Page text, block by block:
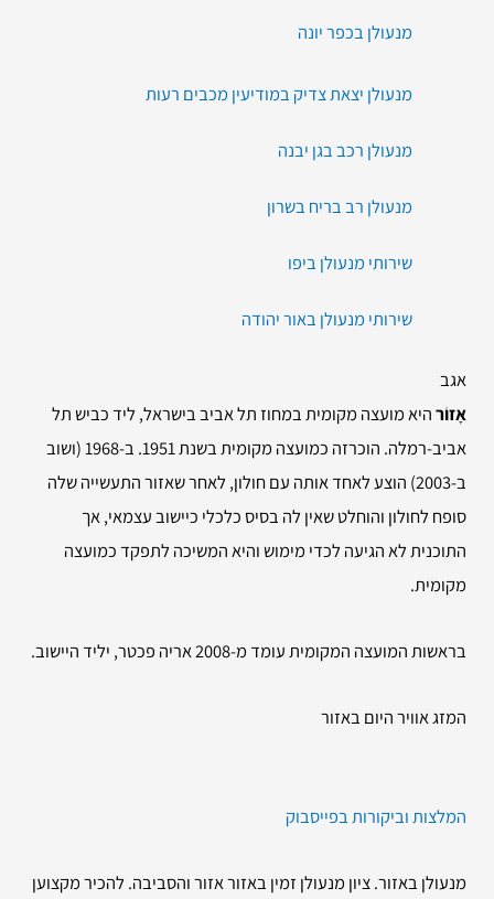
מנעולן בכפר יונה
מנעולן יצאת צדיק במודיעין מכבים רעות
מנעולן רכב בגן יבנה
מנעולן רב בריח בשרון
שירותי מנעולן ביפו
שירותי מנעולן באור יהודה
אגב
אָזוֹרהיא מועצה מקומית במחוז תל אביב בישראל, ליד כביש תל
אביב-רמלה. הוכרזה כמועצה מקומית בשנת 1951. ב-1968 (ושוב
ב-2003) הוצע לאחד אותה עם חולון, לאחר שאזור התעשייה שלה
סופח לחולון והוחלט שאין לה בסיס כלכלי כיישוב עצמאי, אך
התוכנית לא הגיעה לכדי מימוש והיא המשיכה לתפקד כמועצה
מקומית.
בראשות המועצה המקומית עומד מ-2008 אריה פכטר, יליד היישוב.
המזג אוויר היום באזור
המלצות וביקורות בפייסבוק
מנעולן באזור. ציון מנעולן זמין באזור אזור והסביבה. להכיר מקצוען